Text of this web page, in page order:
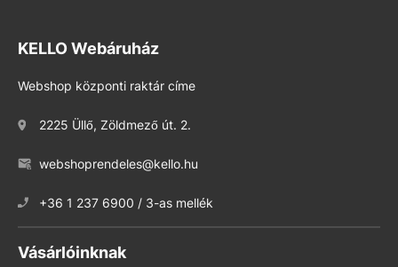
KELLO Webáruház
Webshop központi raktár címe
2225 Üllő, Zöldmező út. 2.
webshoprendeles@kello.hu
+36 1 237 6900 / 3-as mellék
Vásárlóinknak